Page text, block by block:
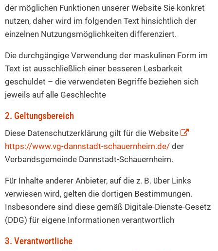
der möglichen Funktionen unserer Website Sie konkret
nutzen, daher wird im folgenden Text hinsichtlich der
einzelnen Nutzungsmöglichkeiten differenziert.
Die durchgängige Verwendung der maskulinen Form im
Text ist ausschließlich einer besseren Lesbarkeit
geschuldet – die verwendeten Begriffe beziehen sich
jeweils auf alle Geschlechte
2. Geltungsbereich
Diese Datenschutzerklärung gilt für die Website
https://www.vg-dannstadt-schauernheim.de/ der
Verbandsgemeinde Dannstadt-Schauernheim.
Für Inhalte anderer Anbieter, auf die z. B. über Links
verwiesen wird, gelten die dortigen Bestimmungen.
Insbesondere sind diese gemäß Digitale-Dienste-Gesetz
(DDG) für eigene Informationen verantwortlich
3. Verantwortliche